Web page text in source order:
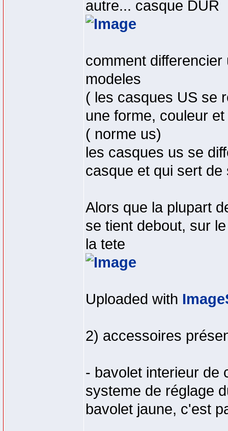
autre... casque DUR
comment
modeles
( les casques US se
une forme, couleur
( norme us)
les casques us se
casque et qui sert
Alors que la plupart
se tient debout, sur
la tete
Uploaded with
2) accessoires
- bavolet interieur de
systeme de réglage
bavolet jaune, c'est